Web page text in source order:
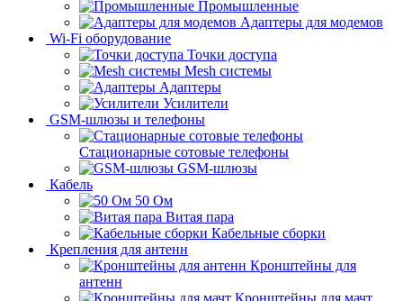
Промышленные
Адаптеры для модемов
Wi-Fi оборудование
Точки доступа
Mesh системы
Адаптеры
Усилители
GSM-шлюзы и телефоны
Стационарные сотовые телефоны
GSM-шлюзы
Кабель
50 Ом
Витая пара
Кабельные сборки
Крепления для антенн
Кронштейны для
антенн